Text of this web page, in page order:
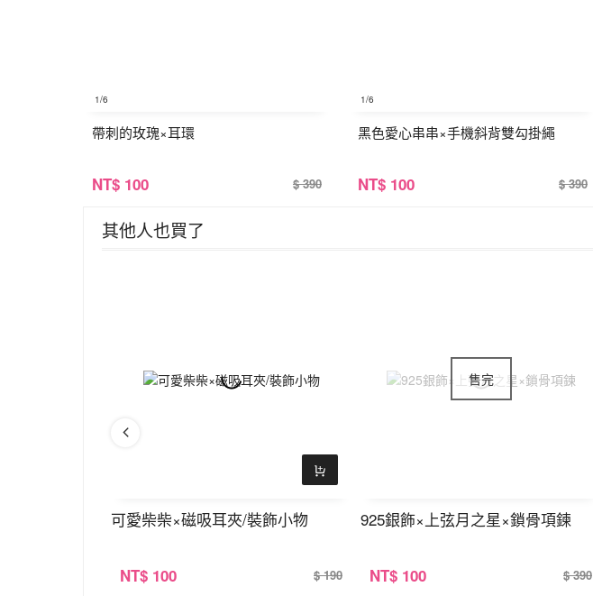
1/6
帶刺的玫瑰×耳環
NT$ 100 $ 390
1/6
黑色愛心串串×手機斜背雙勾掛繩
NT$ 100 $ 390
其他人也買了
可愛柴柴×磁吸耳夾/裝飾小物
NT$ 100 $ 190
925銀飾×上弦月之星×鎖骨項鍊
NT$ 100 $ 390